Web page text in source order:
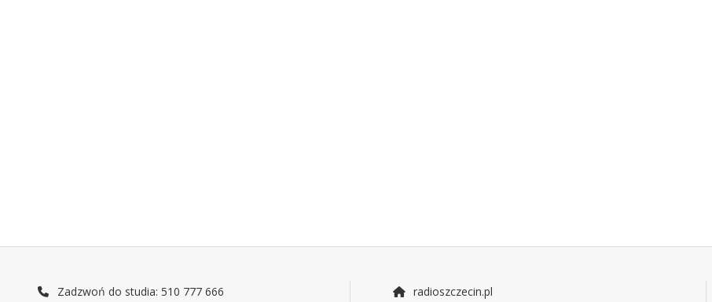
Zadzwoń do studia: 510 777 666
radioszczecin.pl